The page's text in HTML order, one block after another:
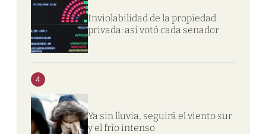
Inviolabilidad de la propiedad
privada: así votó cada senador
4
Ya sin lluvia, seguirá el viento sur
y el frío intenso